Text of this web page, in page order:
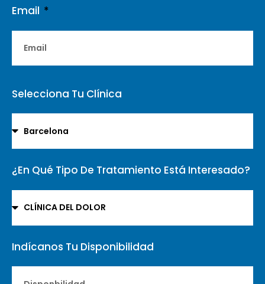
Email
Selecciona Tu Clínica
¿En Qué Tipo De Tratamiento Está Interesado?
Indícanos Tu Disponibilidad